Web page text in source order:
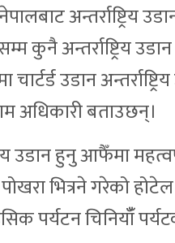
अन्तर्राष्ट्रिय
कुनै अन्तर्राष्ट्रिय
उडान
अधिकारी बताउछन्।
उडान हुनु आफैँमा
भित्रने गरेको
पर्यटन चिनियाँँ